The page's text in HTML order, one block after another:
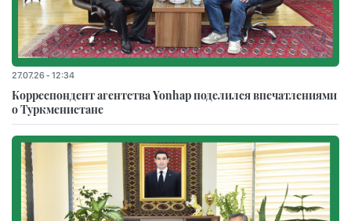
27.07.26 - 12:34
Корреспондент агентства Yonhap поделился впечатлениями
о Туркменистане